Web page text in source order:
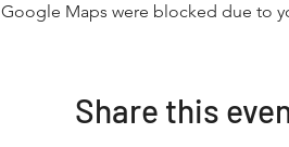
Google Maps were blocked due to
Share this